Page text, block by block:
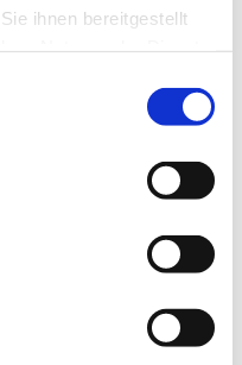
ihnen bereitgestellt
auch